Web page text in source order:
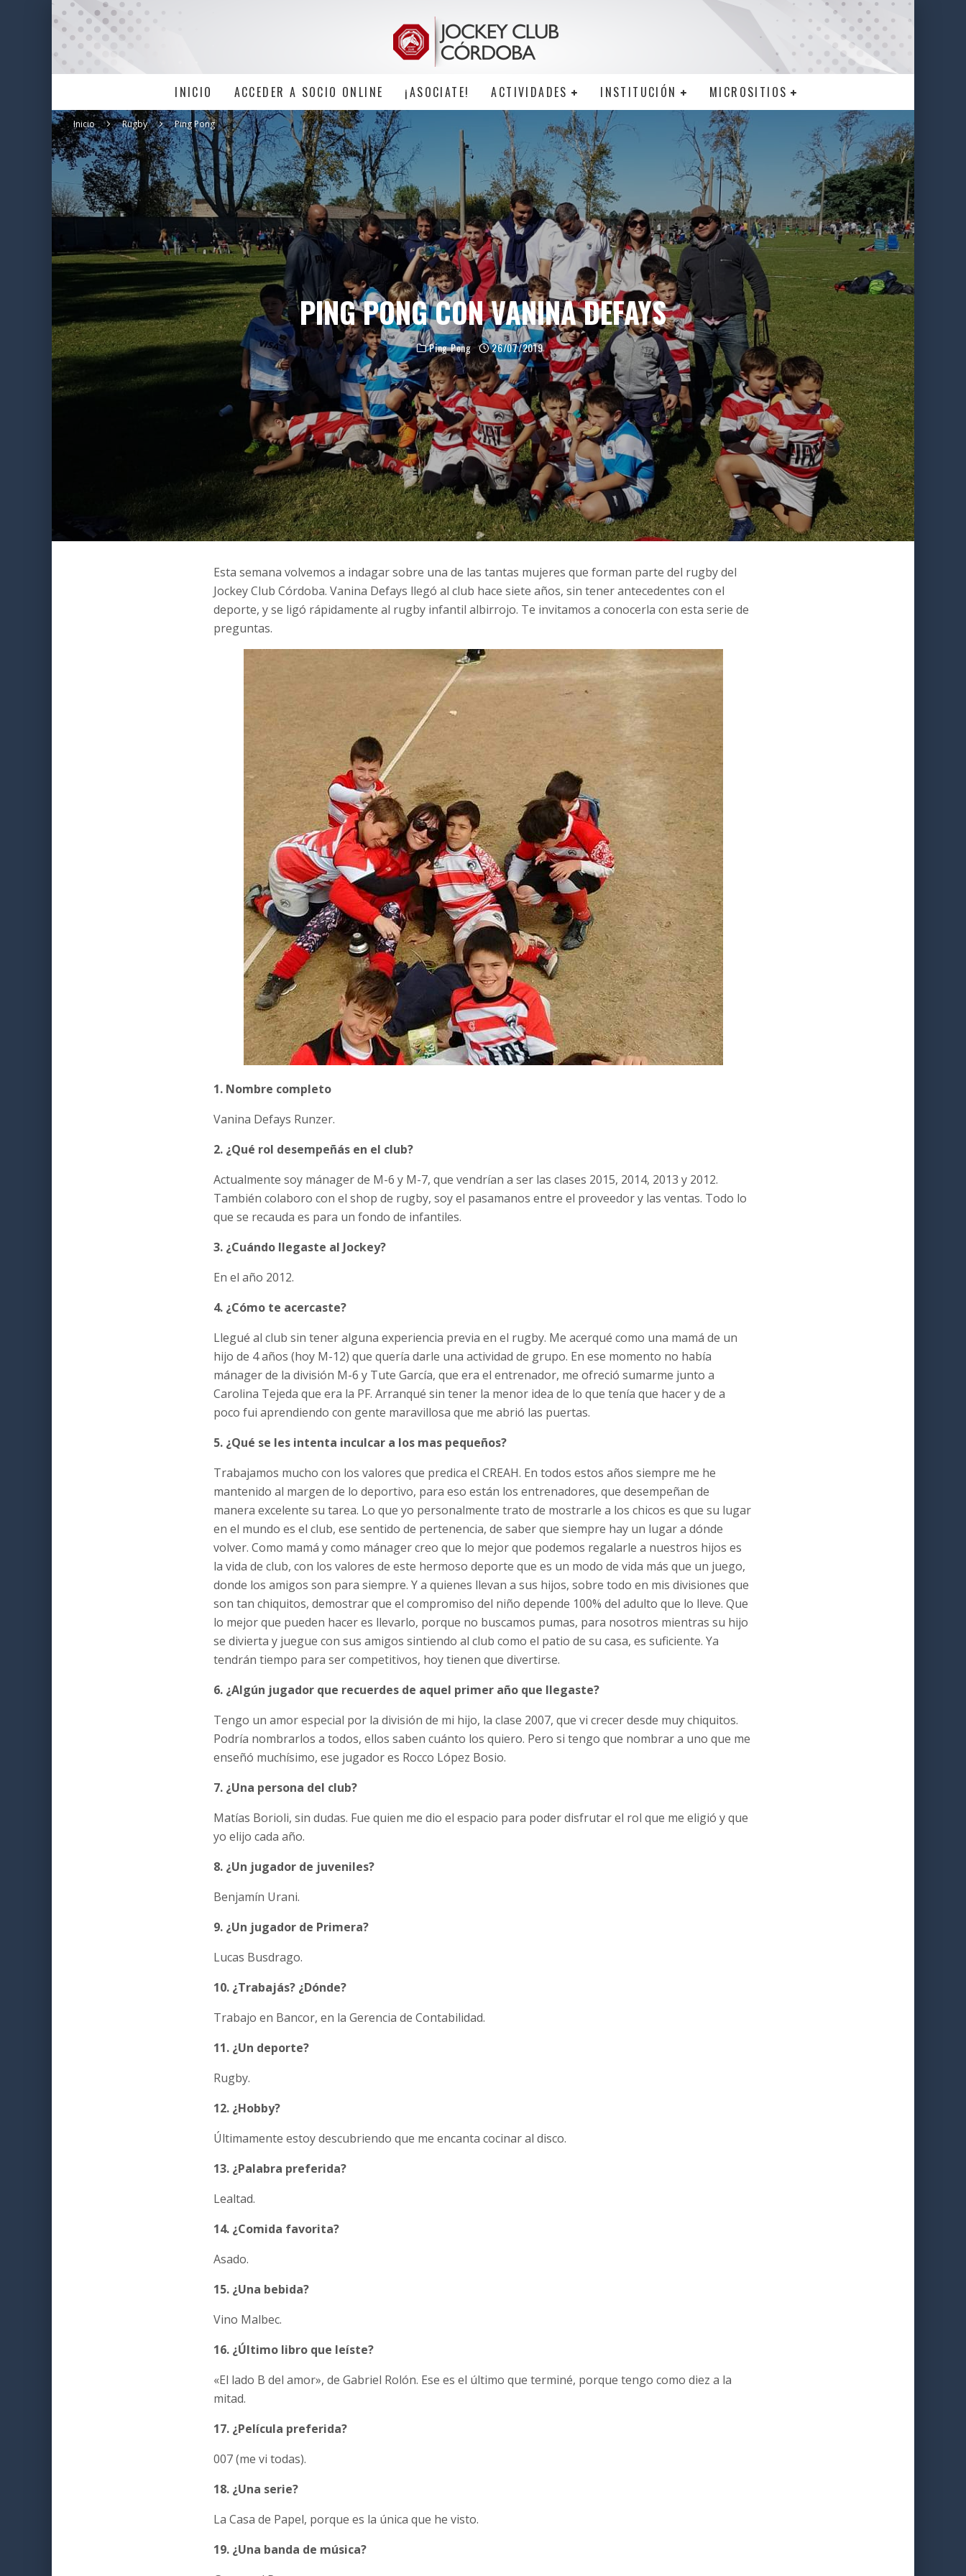
INICIO ACCEDER A SOCIO ONLINE ¡ASOCIATE! ACTIVIDADES INSTITUCIÓN MICROSITIOS
Inicio Rugby Ping Pong
PING PONG CON VANINA DEFAYS
Ping Pong 26/07/2019
Esta semana volvemos a indagar sobre una de las tantas mujeres que forman parte del rugby del
Jockey Club Córdoba. Vanina Defays llegó al club hace siete años, sin tener antecedentes con el
deporte, y se ligó rápidamente al rugby infantil albirrojo. Te invitamos a conocerla con esta serie de
preguntas.
1. Nombre completo
Vanina Defays Runzer.
2. ¿Qué rol desempeñás en el club?
Actualmente soy mánager de M-6 y M-7, que vendrían a ser las clases 2015, 2014, 2013 y 2012.
También colaboro con el shop de rugby, soy el pasamanos entre el proveedor y las ventas. Todo lo
que se recauda es para un fondo de infantiles.
3. ¿Cuándo llegaste al Jockey?
En el año 2012.
4. ¿Cómo te acercaste?
Llegué al club sin tener alguna experiencia previa en el rugby. Me acerqué como una mamá de un
hijo de 4 años (hoy M-12) que quería darle una actividad de grupo. En ese momento no había
mánager de la división M-6 y Tute García, que era el entrenador, me ofreció sumarme junto a
Carolina Tejeda que era la PF. Arranqué sin tener la menor idea de lo que tenía que hacer y de a
poco fui aprendiendo con gente maravillosa que me abrió las puertas.
5. ¿Qué se les intenta inculcar a los mas pequeños?
Trabajamos mucho con los valores que predica el CREAH. En todos estos años siempre me he
mantenido al margen de lo deportivo, para eso están los entrenadores, que desempeñan de
manera excelente su tarea. Lo que yo personalmente trato de mostrarle a los chicos es que su lugar
en el mundo es el club, ese sentido de pertenencia, de saber que siempre hay un lugar a dónde
volver. Como mamá y como mánager creo que lo mejor que podemos regalarle a nuestros hijos es
la vida de club, con los valores de este hermoso deporte que es un modo de vida más que un juego,
donde los amigos son para siempre. Y a quienes llevan a sus hijos, sobre todo en mis divisiones que
son tan chiquitos, demostrar que el compromiso del niño depende 100% del adulto que lo lleve. Que
lo mejor que pueden hacer es llevarlo, porque no buscamos pumas, para nosotros mientras su hijo
se divierta y juegue con sus amigos sintiendo al club como el patio de su casa, es suficiente. Ya
tendrán tiempo para ser competitivos, hoy tienen que divertirse.
6. ¿Algún jugador que recuerdes de aquel primer año que llegaste?
Tengo un amor especial por la división de mi hijo, la clase 2007, que vi crecer desde muy chiquitos.
Podría nombrarlos a todos, ellos saben cuánto los quiero. Pero si tengo que nombrar a uno que me
enseñó muchísimo, ese jugador es Rocco López Bosio.
7. ¿Una persona del club?
Matías Borioli, sin dudas. Fue quien me dio el espacio para poder disfrutar el rol que me eligió y que
yo elijo cada año.
8. ¿Un jugador de juveniles?
Benjamín Urani.
9. ¿Un jugador de Primera?
Lucas Busdrago.
10. ¿Trabajás? ¿Dónde?
Trabajo en Bancor, en la Gerencia de Contabilidad.
11. ¿Un deporte?
Rugby.
12. ¿Hobby?
Últimamente estoy descubriendo que me encanta cocinar al disco.
13. ¿Palabra preferida?
Lealtad.
14. ¿Comida favorita?
Asado.
15. ¿Una bebida?
Vino Malbec.
16. ¿Último libro que leíste?
«El lado B del amor», de Gabriel Rolón. Ese es el último que terminé, porque tengo como diez a la
mitad.
17. ¿Película preferida?
007 (me vi todas).
18. ¿Una serie?
La Casa de Papel, porque es la única que he visto.
19. ¿Una banda de música?